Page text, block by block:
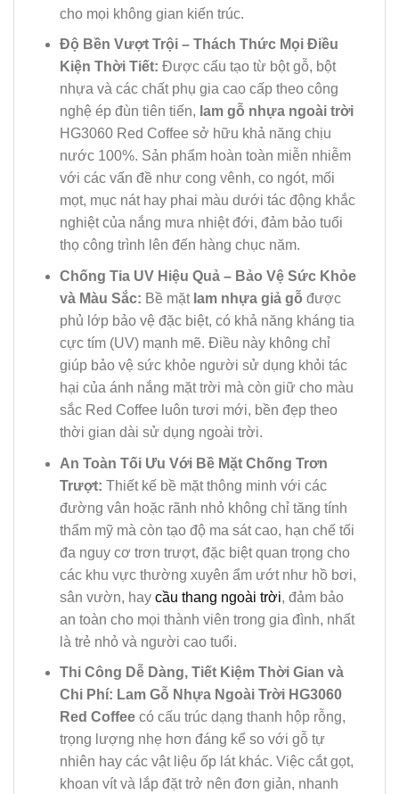
cho mọi không gian kiến trúc.
Độ Bền Vượt Trội – Thách Thức Mọi Điều
Kiện Thời Tiết: Được cấu tạo từ bột gỗ, bột
nhựa và các chất phụ gia cao cấp theo công
nghệ ép đùn tiên tiến, lam gỗ nhựa ngoài trời
HG3060 Red Coffee sở hữu khả năng chịu
nước 100%. Sản phẩm hoàn toàn miễn nhiễm
với các vấn đề như cong vênh, co ngót, mối
mọt, mục nát hay phai màu dưới tác động khắc
nghiệt của nắng mưa nhiệt đới, đảm bảo tuổi
thọ công trình lên đến hàng chục năm.
Chống Tia UV Hiệu Quả – Bảo Vệ Sức Khỏe
và Màu Sắc: Bề mặt lam nhựa giả gỗ được
phủ lớp bảo vệ đặc biệt, có khả năng kháng tia
cực tím (UV) mạnh mẽ. Điều này không chỉ
giúp bảo vệ sức khỏe người sử dụng khỏi tác
hại của ánh nắng mặt trời mà còn giữ cho màu
sắc Red Coffee luôn tươi mới, bền đẹp theo
thời gian dài sử dụng ngoài trời.
An Toàn Tối Ưu Với Bề Mặt Chống Trơn
Trượt: Thiết kế bề mặt thông minh với các
đường vân hoặc rãnh nhỏ không chỉ tăng tính
thẩm mỹ mà còn tạo độ ma sát cao, hạn chế tối
đa nguy cơ trơn trượt, đặc biệt quan trọng cho
các khu vực thường xuyên ẩm ướt như hồ bơi,
sân vườn, hay cầu thang ngoài trời, đảm bảo
an toàn cho mọi thành viên trong gia đình, nhất
là trẻ nhỏ và người cao tuổi.
Thi Công Dễ Dàng, Tiết Kiệm Thời Gian và
Chi Phí: Lam Gỗ Nhựa Ngoài Trời HG3060
Red Coffeecó cấu trúc dạng thanh hộp rỗng,
trọng lượng nhẹ hơn đáng kể so với gỗ tự
nhiên hay các vật liệu ốp lát khác. Việc cắt gọt,
khoan vít và lắp đặt trở nên đơn giản, nhanh